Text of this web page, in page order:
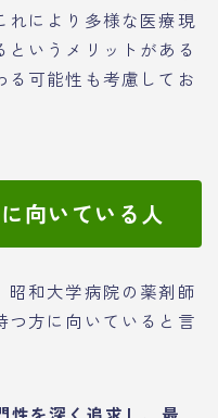
れにより多様な医療現
いうメリットがある
る可能性も考慮してお
向いている人
昭和大学病院の薬剤師
つ方に向いていると言